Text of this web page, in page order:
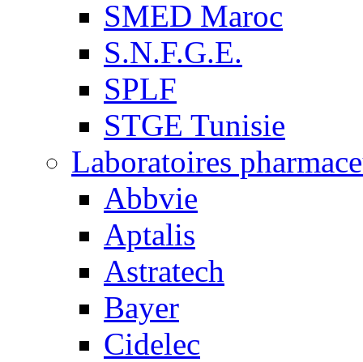
SMED Maroc
S.N.F.G.E.
SPLF
STGE Tunisie
Laboratoires
Abbvie
Aptalis
Astratech
Bayer
Cidelec